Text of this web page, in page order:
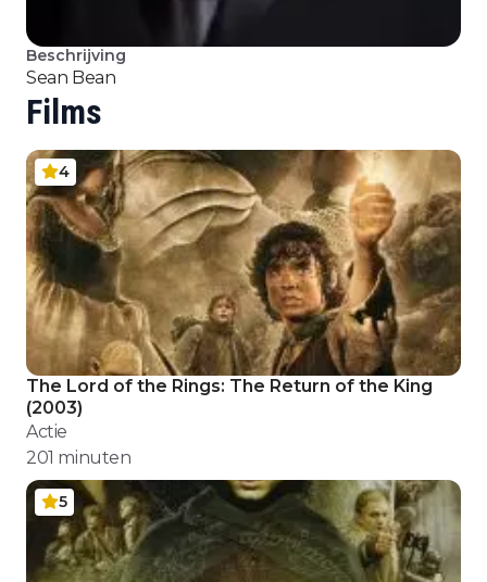
Beschrijving
Sean Bean
Films
4
The Lord of the Rings: The Return of the King
(2003)
Actie
201 minuten
5